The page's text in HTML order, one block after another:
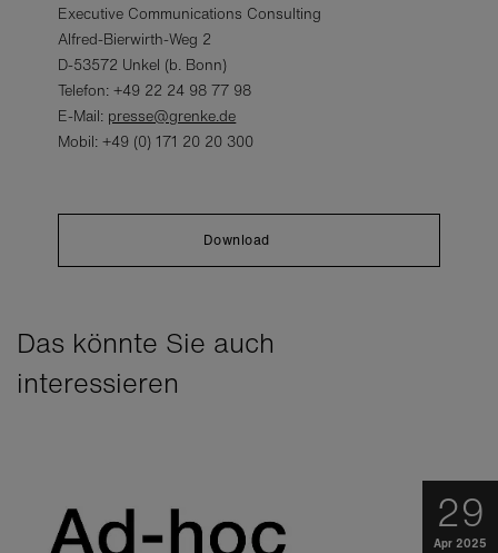
Executive Communications Consulting
Alfred-Bierwirth-Weg 2
D-53572 Unkel (b. Bonn)
Telefon: +49 22 24 98 77 98
E-Mail: presse@grenke.de
Mobil: +49 (0) 171 20 20 300
Download
Das könnte Sie auch
interessieren
29
Apr 2025